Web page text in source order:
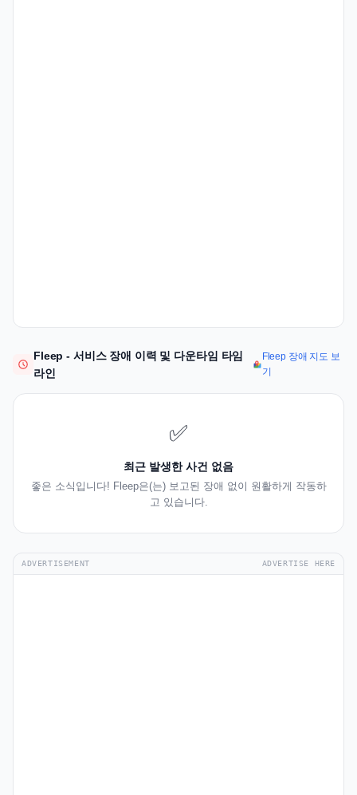
Fleep - 서비스 장애 이력 및 다운타임 타임
라인
Fleep 장애 지도 보
기
✅
최근 발생한 사건 없음
좋은 소식입니다! Fleep은(는) 보고된 장애 없이 원활하게 작동하
고 있습니다.
ADVERTISEMENT ADVERTISE HERE